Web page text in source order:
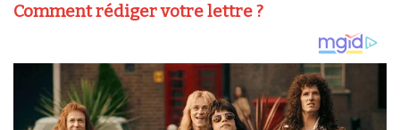
Comment rédiger votre lettre ?